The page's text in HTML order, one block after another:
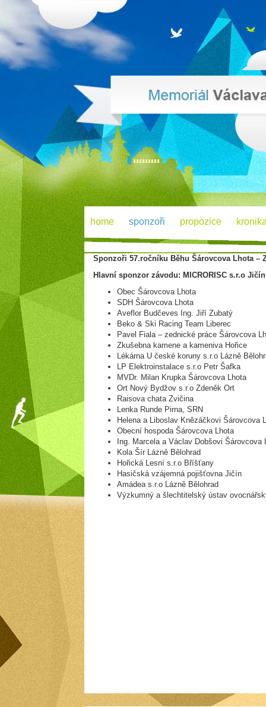
home sponzoři propozice
Sponzoři 57.ročníku Běhu Šárovcova Lhota –
Hlavní sponzor závodu: MICRORISC s.r.o
Obec Šárovcova Lhota
SDH Šárovcova Lhota
Aveflor Budčeves Ing. Jiří Zubatý
Beko & Ski Racing Team Liberec
Pavel Fiala – zednické práce Šárovcova
Zkušebna kamene a kameniva Hořice
Lékárna U české koruny s.r.o Lázně
LP Elektroinstalace s.r.o Petr Šafka
MVDr. Milan Krupka Šárovcova Lhota
Ort Nový Bydžov s.r.o Zdeněk Ort
Raisova chata Zvičina
Lenka Runde Pirna, SRN
Helena a Liboslav Knězáčkovi Šárovcova
Obecní hospoda Šárovcova Lhota
Ing. Marcela a Václav Dobšovi Šárovcova
Kola Šír Lázně Bělohrad
Hořická Lesní s.r.o Bříšťany
Hasičská vzájemná pojišťovna Jičín
Amádea s.r.o Lázně Bělohrad
Výzkumný a šlechtitelský ústav